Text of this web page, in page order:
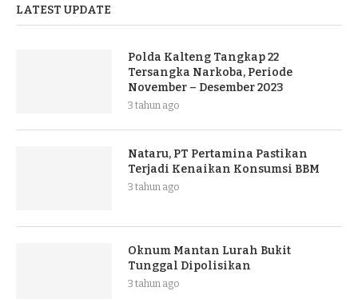
LATEST UPDATE
Polda Kalteng Tangkap 22
Tersangka Narkoba, Periode
November – Desember 2023
3 tahun ago
Nataru, PT Pertamina Pastikan
Terjadi Kenaikan Konsumsi BBM
3 tahun ago
Oknum Mantan Lurah Bukit
Tunggal Dipolisikan
3 tahun ago